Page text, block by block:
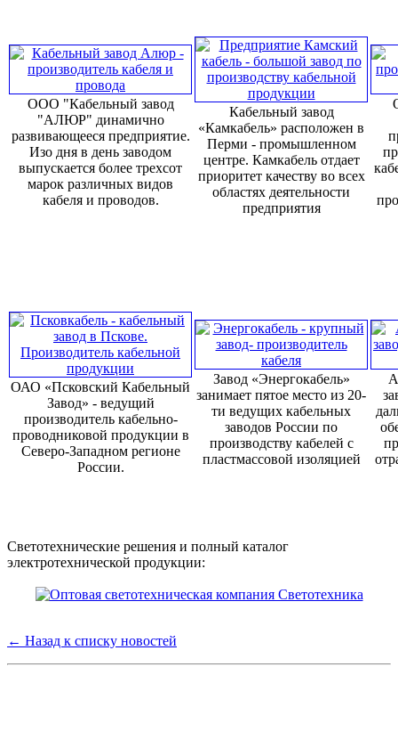
ООО "Кабельный завод
"АЛЮР" динамично
развивающееся предприятие.
Изо дня в день заводом
выпускается более трехсот
марок различных видов
кабеля и проводов.
Кабельный завод
«Камкабель» расположен в
Перми - промышленном
центре. Камкабель отдает
приоритет качеству во всех
областях деятельности
предприятия
ОАО «Псковский Кабельный
Завод» - ведущий
производитель кабельно-
проводниковой продукции в
Северо-Западном регионе
России.
Завод «Энергокабель»
занимает пятое место из 20-
ти ведущих кабельных
заводов России по
производству кабелей с
пластмассовой изоляцией
Светотехнические решения и полный каталог
электротехнической продукции:
← Назад к списку новостей